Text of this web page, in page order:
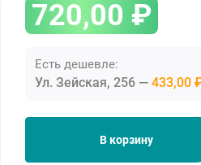
720,00 ₽
Есть дешевле:
Ул. Зейская, 256 433,00
В корзину